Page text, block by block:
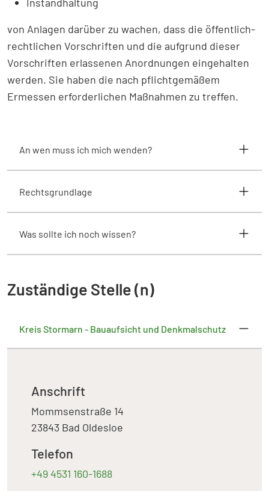
von Anlagen darüber zu wachen, dass die öffentlich-
rechtlichen Vorschriften und die aufgrund dieser
Vorschriften erlassenen Anordnungen eingehalten
werden. Sie haben die nach pflichtgemäßem
Ermessen erforderlichen Maßnahmen zu treffen.
An wen muss ich mich wenden?
Rechtsgrundlage
Was sollte ich noch wissen?
Zuständige Stelle (n)
Kreis Stormarn - Bauaufsicht und Denkmalschutz
Anschrift
Mommsenstraße 14
23843 Bad Oldesloe
Telefon
+49 4531 160-1688